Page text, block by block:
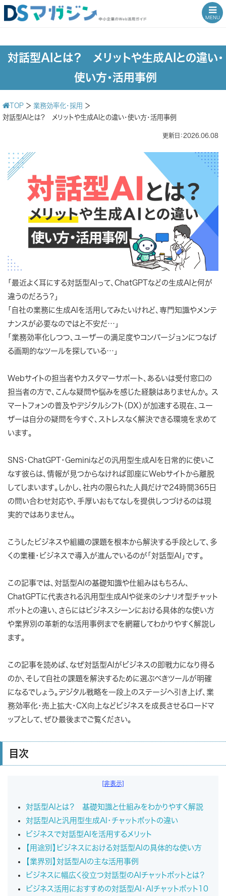
MENU
対話型AIとは？ メリットや生成AIとの違い・
使い方・活用事例
TOP ＞ 業務効率化・採用 ＞
対話型AIとは？ メリットや生成AIとの違い・使い方・活用事例
更新日：2026.06.08
「最近よく耳にする対話型AIって、ChatGPTなどの生成AIと何が
違うのだろう？」
「自社の業務に生成AIを活用してみたいけれど、専門知識やメンテ
ナンスが必要なのではと不安だ…」
「業務効率化しつつ、ユーザーの満足度やコンバージョンにつなげ
る画期的なツールを探している…」
Webサイトの担当者やカスタマーサポート、あるいは受付窓口の
担当者の方で、こんな疑問や悩みを感じた経験はありませんか。 ス
マートフォンの普及やデジタルシフト（DX）が加速する現在、ユー
ザーは自分の疑問を今すぐ、ストレスなく解決できる環境を求めて
います。
SNS・ChatGPT・Geminiなどの汎用型生成AIを日常的に使いこ
なす彼らは、情報が見つからなければ即座にWebサイトから離脱
してしまいます。しかし、社内の限られた人員だけで24時間365日
の問い合わせ対応や、手厚いおもてなしを提供しつづけるのは現
実的ではありません。
こうしたビジネスや組織の課題を根本から解決する手段として、多
くの業種・ビジネスで導入が進んでいるのが「対話型AI」です。
この記事では、対話型AIの基礎知識や仕組みはもちろん、
ChatGPTに代表される汎用型生成AIや従来のシナリオ型チャット
ボットとの違い、さらにはビジネスシーンにおける具体的な使い方
や業界別の革新的な活用事例までを網羅してわかりやすく解説し
ます。
この記事を読めば、なぜ対話型AIがビジネスの即戦力になり得る
のか、そして自社の課題を解決するために選ぶべきツールが明確
になるでしょう。デジタル戦略を一段上のステージへ引き上げ、業
務効率化・売上拡大・CX向上などビジネスを成長させるロードマ
ップとして、ぜひ最後までご覧ください。
目次
[非表示]
対話型AIとは？ 基礎知識と仕組みをわかりやすく解説
対話型AIと汎用型生成AI・チャットボットの違い
ビジネスで対話型AIを活用するメリット
【用途別】ビジネスにおける対話型AIの具体的な使い方
【業界別】対話型AIの主な活用事例
ビジネスに幅広く役立つ対話型のAIチャットボットとは？
ビジネス活用におすすめの対話型AI・AIチャットボット10